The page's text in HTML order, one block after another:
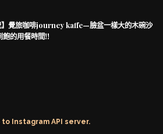
】覺旅咖啡journey kaffe—臉盆一樣大的木碗沙
飽的用餐時間!!
Instagram API server.